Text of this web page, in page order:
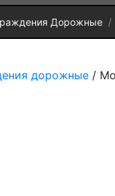
Дорожные
дорожные /